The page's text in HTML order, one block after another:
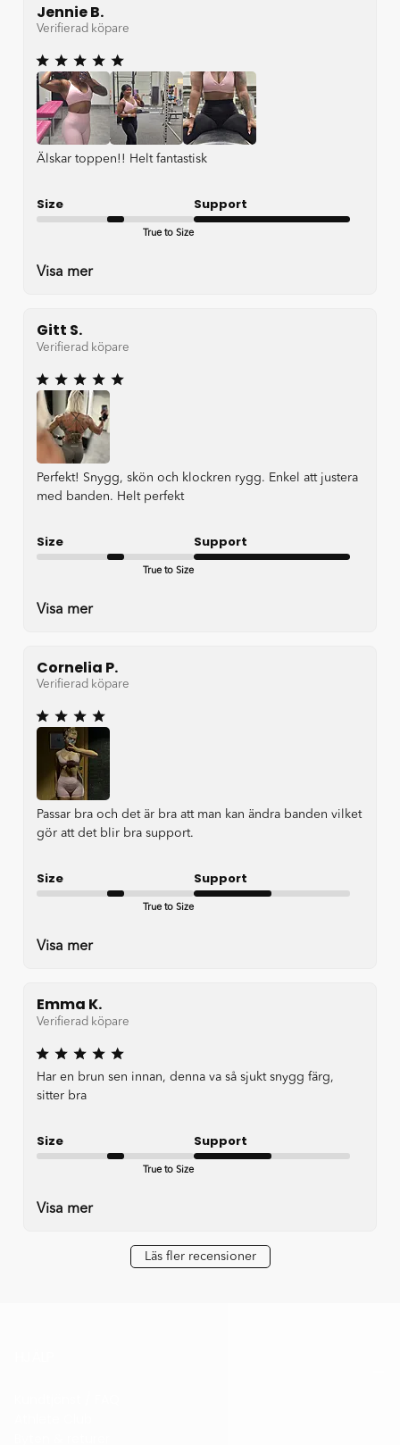
Jennie B.
Verifierad köpare
Älskar toppen!! Helt fantastisk
Size
True to Size
Support
Visa mer
Gitt S.
Verifierad köpare
Perfekt! Snygg, skön och klockren rygg. Enkel att justera
med banden. Helt perfekt
Size
True to Size
Support
Visa mer
Cornelia P.
Verifierad köpare
Passar bra och det är bra att man kan ändra banden vilket
gör att det blir bra support.
Size
True to Size
Support
Visa mer
Emma K.
Verifierad köpare
Har en brun sen innan, denna va så sjukt snygg färg,
sitter bra
Size
True to Size
Support
Visa mer
Läs fler recensioner